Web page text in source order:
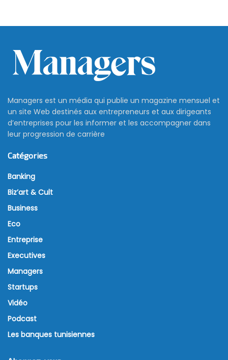
Managers est un média qui publie un magazine mensuel et
un site Web destinés aux entrepreneurs et aux dirigeants
d’entreprises pour les informer et les accompagner dans
leur progression de carrière
Catégories
Banking
Biz’art & Cult
Business
Eco
Entreprise
Executives
Managers
Startups
Vidéo
Podcast
Les banques tunisiennes